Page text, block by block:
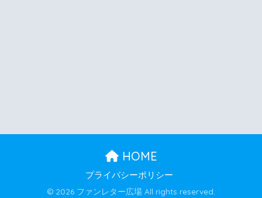
HOME
プライバシーポリシー
© 2026 ファンレター広場 All rights reserved.